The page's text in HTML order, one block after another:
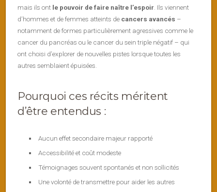
mais ils ont le pouvoir de faire naître l’espoir . Ils viennent
d’hommes et de femmes atteints de cancers avancés –
notamment de formes particulièrement agressives comme le
cancer du pancréas ou le cancer du sein triple négatif – qui
ont choisi d’explorer de nouvelles pistes lorsque toutes les
autres semblaient épuisées.
Pourquoi ces récits méritent
d’être entendus :
Aucun effet secondaire majeur rapporté
Accessibilité et coût modeste
Témoignages souvent spontanés et non sollicités
Une volonté de transmettre pour aider les autres